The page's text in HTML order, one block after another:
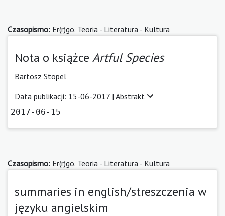
Czasopismo: Er(r)go. Teoria - Literatura - Kultura
Nota o książce Artful Species
Bartosz Stopel
Data publikacji: 15-06-2017 | Abstrakt
2017-06-15
Czasopismo: Er(r)go. Teoria - Literatura - Kultura
summaries in english/streszczenia w
języku angielskim